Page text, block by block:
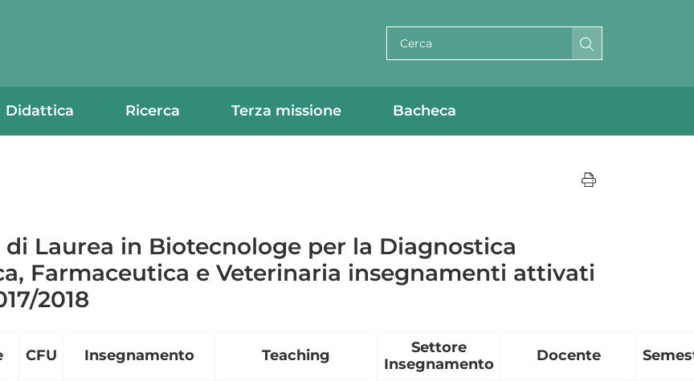
Didattica Ricerca Terza missione Bacheca
di Laurea in Biotecnologe per la Diagnostica
Farmaceutica e Veterinaria insegnamenti attivati
2018
CFU Insegnamento Teaching
Settore
Insegnamento
Docente